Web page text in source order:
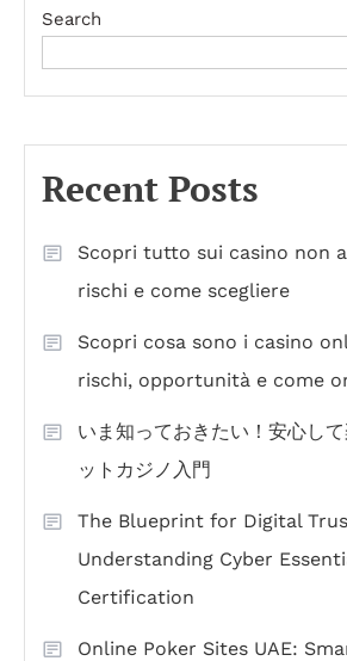
Search
Recent Posts
Scopri tutto sui casino non
rischi e come scegliere
Scopri cosa sono i casino
rischi, opportunità e come
いま知っておきたい！安心し
ットカジノ入門
The Blueprint for Digital
Understanding Cyber
Certification
Online Poker Sites UAE: